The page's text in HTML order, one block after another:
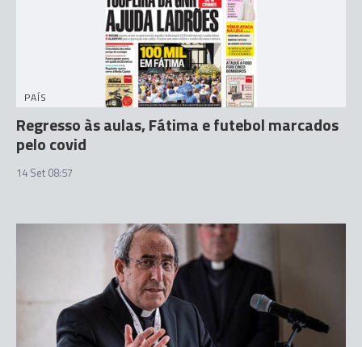
PAÍS
Regresso às aulas, Fátima e futebol marcados
pelo covid
14 Set 08:57